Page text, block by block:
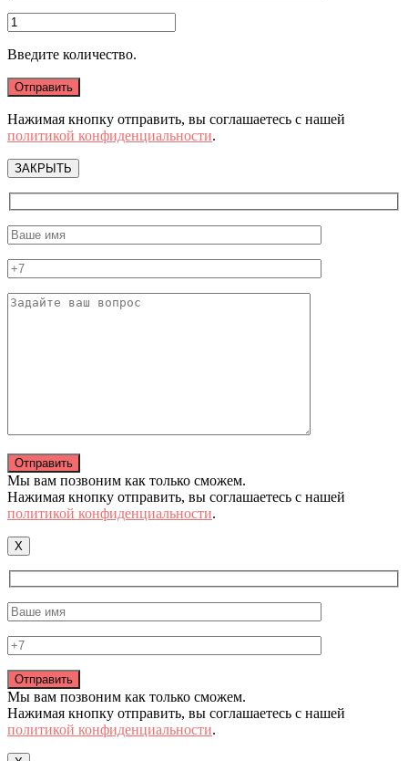
Введите количество.
Нажимая кнопку отправить, вы соглашаетесь с нашей
политикой конфиденциальности.
ЗАКРЫТЬ
Мы вам позвоним как только сможем.
Нажимая кнопку отправить, вы соглашаетесь с нашей
политикой конфиденциальности.
X
Мы вам позвоним как только сможем.
Нажимая кнопку отправить, вы соглашаетесь с нашей
политикой конфиденциальности.